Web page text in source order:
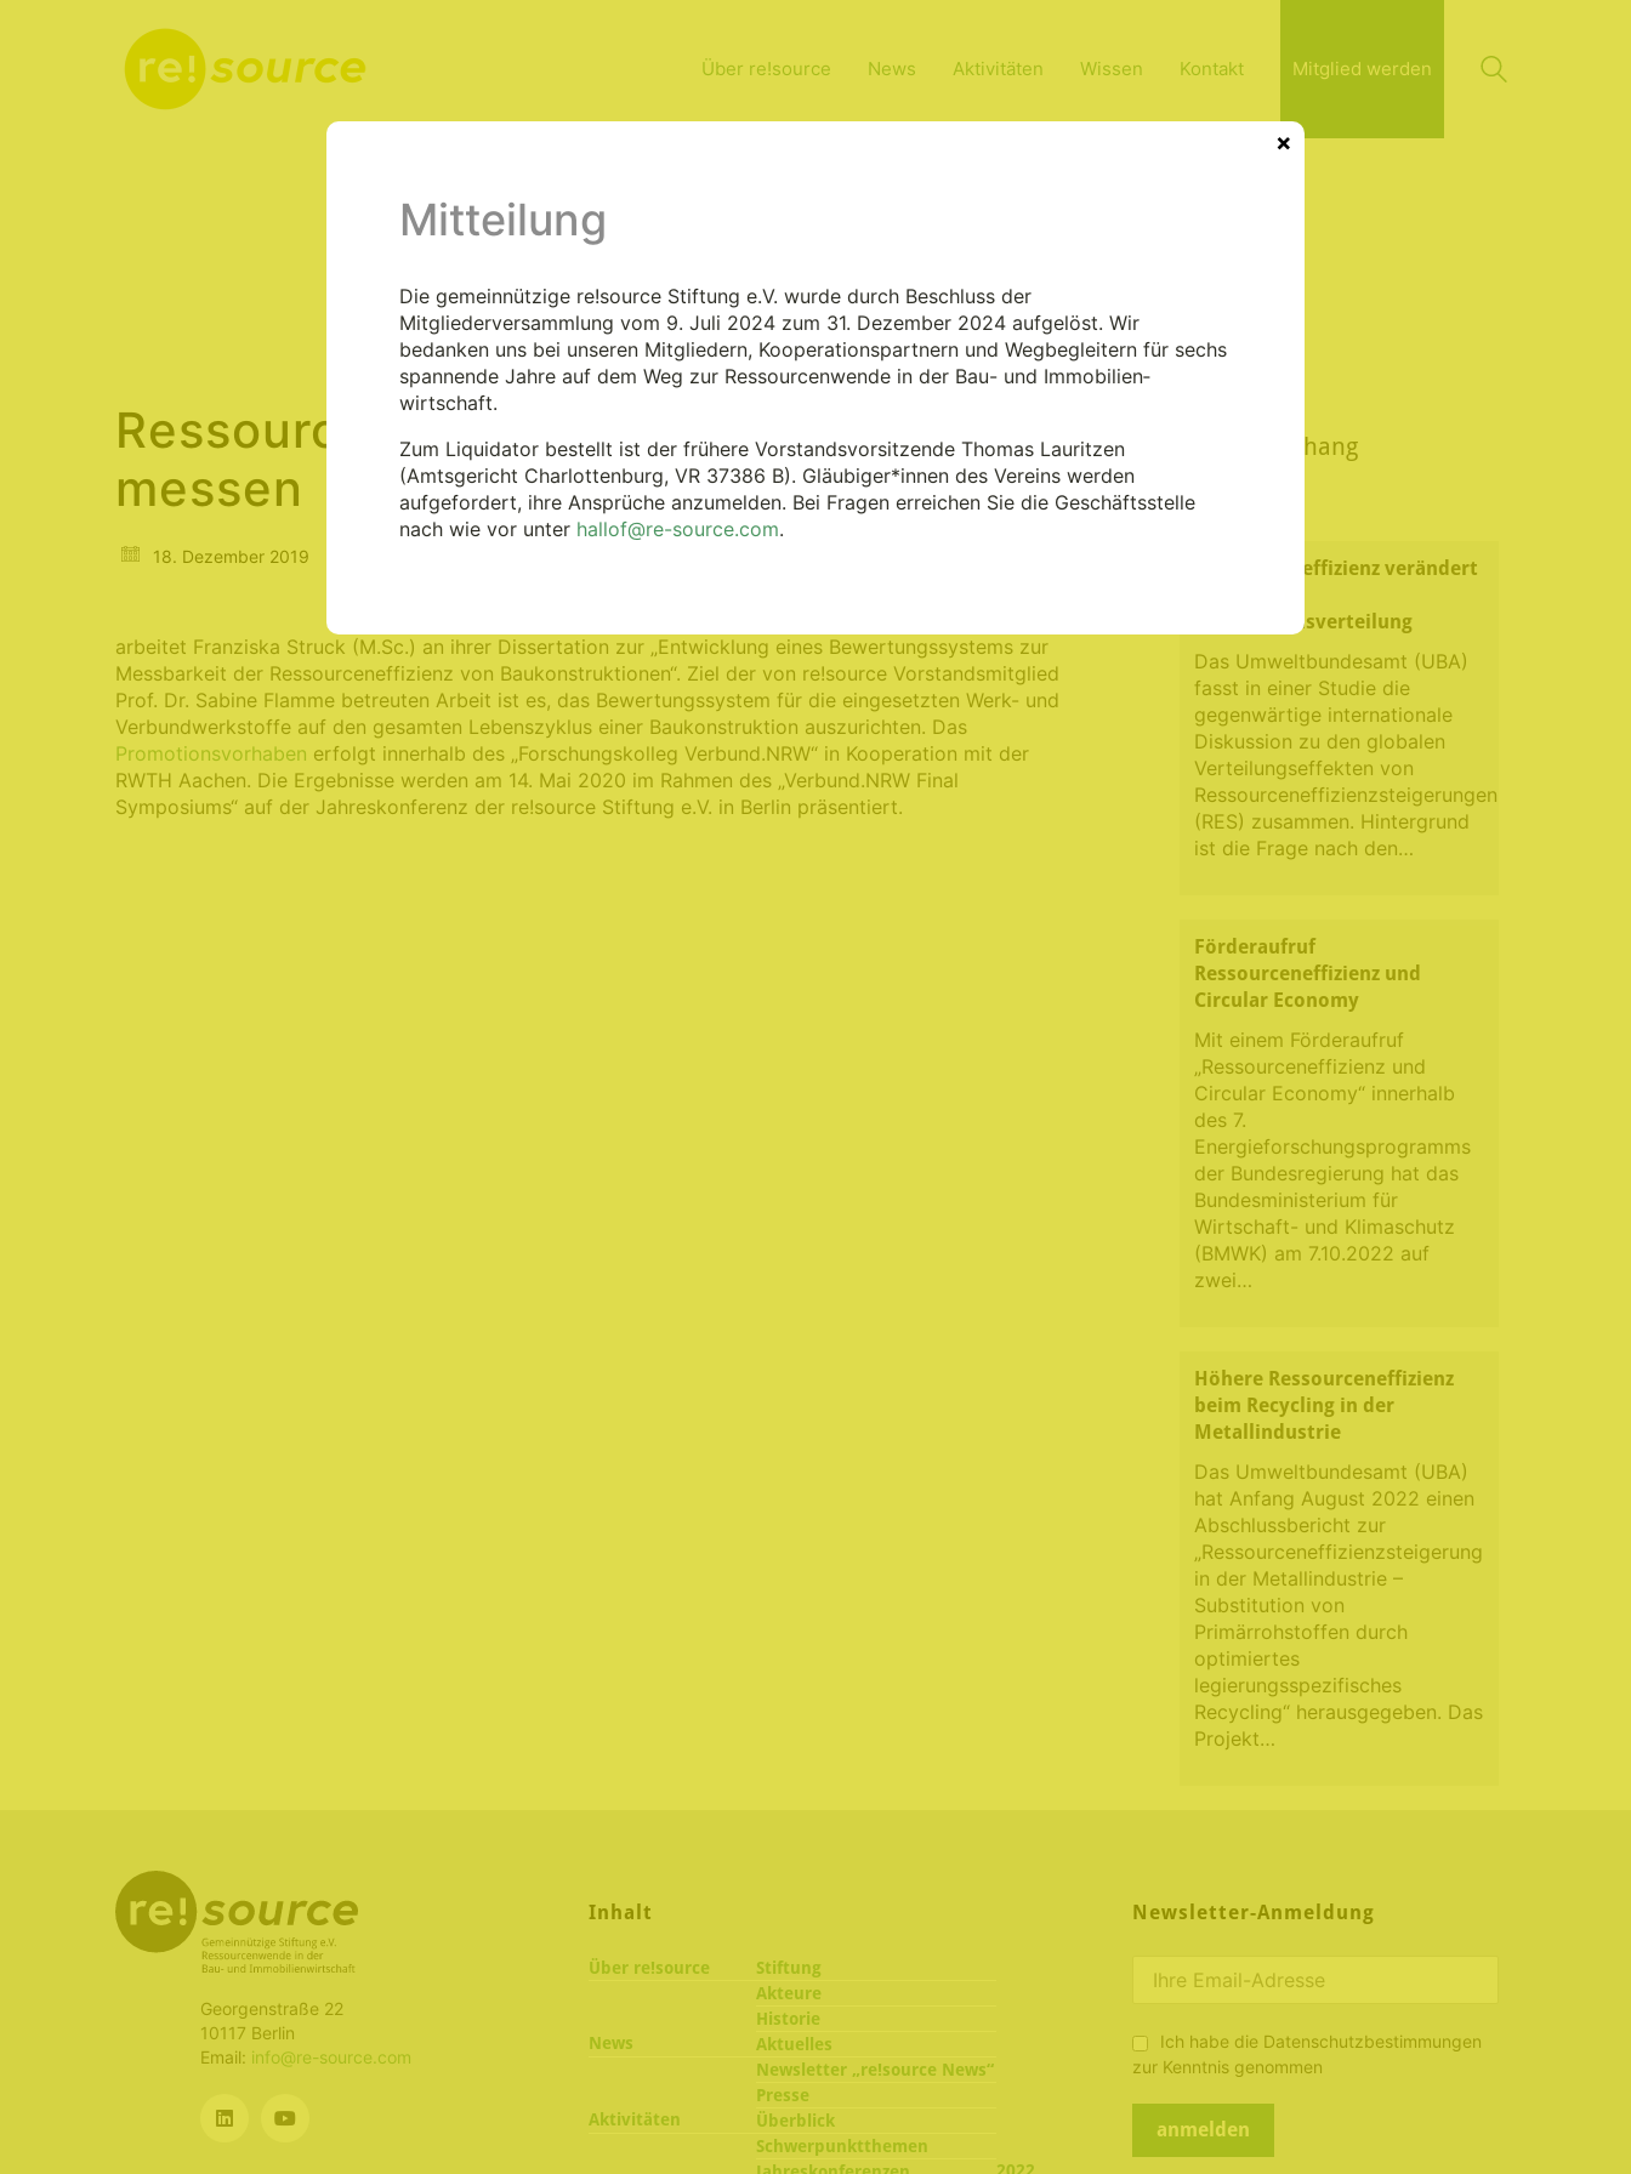
Über re!source News Aktivitäten Wissen Kontakt Mitglied werden
Aktuelles
Ressourceneffizienz von Gebäuden
messen
18. Dezember 2019
arbeitet Franziska Struck (M.Sc.) an ihrer Dissertation zur „Entwicklung eines Bewertungssystems zur
Messbarkeit der Ressourceneffizienz von Baukonstruktionen“. Ziel der von re!source Vorstandsmitglied
Prof. Dr. Sabine Flamme betreuten Arbeit ist es, das Bewertungssystem für die eingesetzten Werk- und
Verbundwerkstoffe auf den gesamten Lebenszyklus einer Baukonstruktion auszurichten. Das
Promotionsvorhaben erfolgt innerhalb des „Forschungskolleg Verbund.NRW“ in Kooperation mit der
RWTH Aachen. Die Ergebnisse werden am 14. Mai 2020 im Rahmen des „Verbund.NRW Final
Symposiums“ auf der Jahreskonferenz der re!source Stiftung e.V. in Berlin präsentiert.
Zusammenhang
Ressourceneffizienz verändert
Einkommensverteilung
Das Umweltbundesamt (UBA)
fasst in einer Studie die
gegenwärtige internationale
Diskussion zu den globalen
Verteilungseffekten von
Ressourceneffizienzsteigerungen
(RES) zusammen. Hintergrund
ist die Frage nach den…
Förderaufruf
Ressourceneffizienz und
Circular Economy
Mit einem Förderaufruf
„Ressourceneffizienz und
Circular Economy“ innerhalb
des 7.
Energieforschungsprogramms
der Bundesregierung hat das
Bundesministerium für
Wirtschaft- und Klimaschutz
(BMWK) am 7.10.2022 auf
zwei…
Höhere Ressourceneffizienz
beim Recycling in der
Metallindustrie
Das Umweltbundesamt (UBA)
hat Anfang August 2022 einen
Abschlussbericht zur
„Ressourceneffizienzsteigerung
in der Metallindustrie –
Substitution von
Primärrohstoffen durch
optimiertes
legierungsspezifisches
Recycling“ herausgegeben. Das
Projekt…
Georgenstraße 22
10117 Berlin
Email: info@re-source.com
Inhalt
Über re!source
Stiftung
Akteure
Historie
News
Aktuelles
Newsletter „re!source News“
Presse
Aktivitäten
Überblick
Schwerpunktthemen
Newsletter-Anmeldung
Ich habe die Datenschutzbestimmungen
zur Kenntnis genommen
Mitteilung
Die gemeinnützige re!source Stiftung e.V. wurde durch Beschluss der
Mitgliederversammlung vom 9. Juli 2024 zum 31. Dezember 2024 aufgelöst. Wir
bedanken uns bei unseren Mitgliedern, Kooperationspartnern und Wegbegleitern für sechs
spannende Jahre auf dem Weg zur Ressourcenwende in der Bau- und Immobilien­
wirtschaft.
Zum Liquidator bestellt ist der frühere Vorstandsvorsitzende Thomas Lauritzen
(Amtsgericht Charlottenburg, VR 37386 B). Gläubiger*innen des Vereins werden
aufgefordert, ihre Ansprüche anzumelden. Bei Fragen erreichen Sie die Geschäftsstelle
nach wie vor unter hallof@re-source.com.
×